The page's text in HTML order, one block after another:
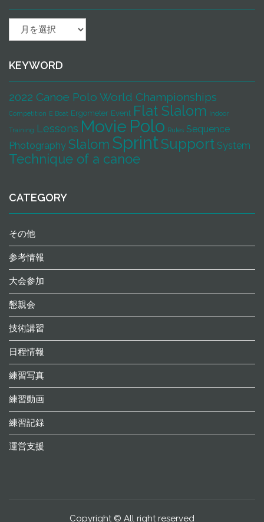
録
KEYWORD
2022 Canoe Polo World Championships
Competition E Boat Ergometer Event Flat Slalom Indoor
Training Lessons Movie Polo Rules Sequence
Photography Slalom SprintSupport System
Technique of a canoe
CATEGORY
その他
参考情報
大会参加
懇親会
技術講習
日程情報
練習写真
練習動画
練習記録
運営支援
Copyright © All right reserved